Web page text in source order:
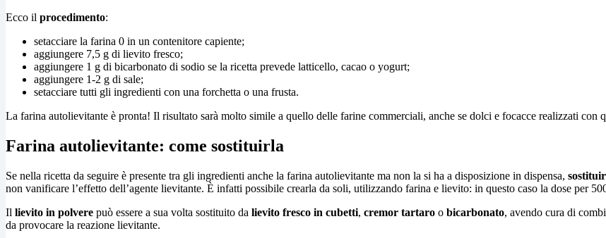
Ecco il procedimento:
setacciare la farina 0 in un contenitore capiente;
aggiungere 7,5 g di lievito fresco;
aggiungere 1 g di bicarbonato di sodio se la ricetta prevede latticello, cacao o yogurt;
aggiungere 1-2 g di sale;
setacciare tutti gli ingredienti con una forchetta o una frusta.
La farina autolievitante è pronta! Il risultato sarà molto simile a quello delle farine commerciali, anche se dolci e focacce realizzati con
Farina autolievitante: come sostituirla
Se nella ricetta da seguire è presente tra gli ingredienti anche la farina autolievitante ma non la si ha a disposizione in dispensa,
non vanificare l’effetto dell’agente lievitante. È infatti possibile crearla da soli, utilizzando farina e lievito: in questo caso la dose per
Il lievito in polvere può essere a sua volta sostituito da lievito fresco in cubetti, cremor tartaro o bicarbonato, avendo cura di
da provocare la reazione lievitante.